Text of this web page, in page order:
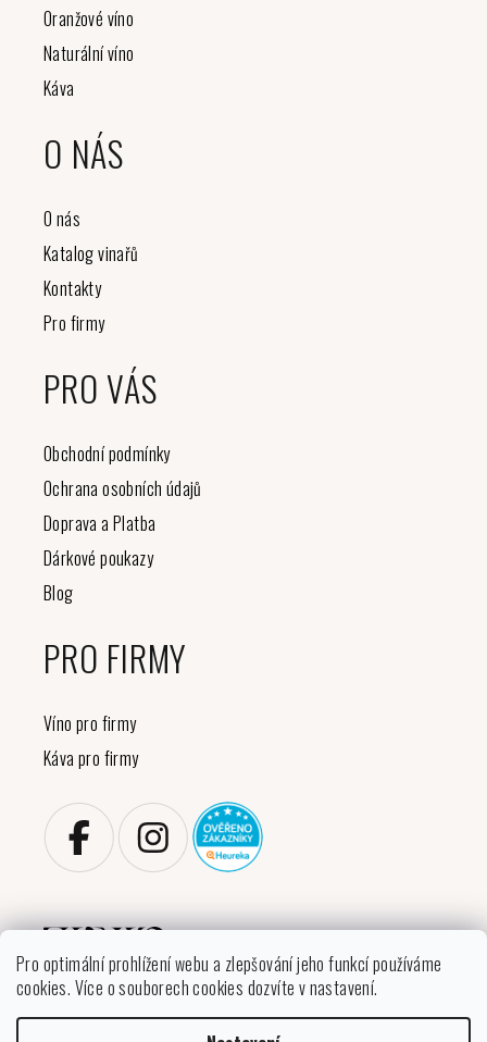
Pro optimální prohlížení webu a zlepšování jeho funkcí používáme
cookies. Více o souborech cookies dozvíte v nastavení.
Oranžové víno
Naturální víno
Káva
O NÁS
O nás
Katalog vinařů
Kontakty
Pro firmy
PRO VÁS
Obchodní podmínky
Ochrana osobních údajů
Doprava a Platba
Dárkové poukazy
Blog
PRO FIRMY
Víno pro firmy
Káva pro firmy
Copyright 2026VINIKO. Všechna práva vyhrazena.